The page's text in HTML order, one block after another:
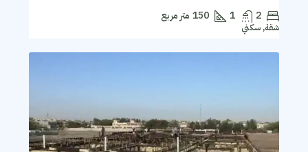
2
1
150 متر مربع
شقة, سكني